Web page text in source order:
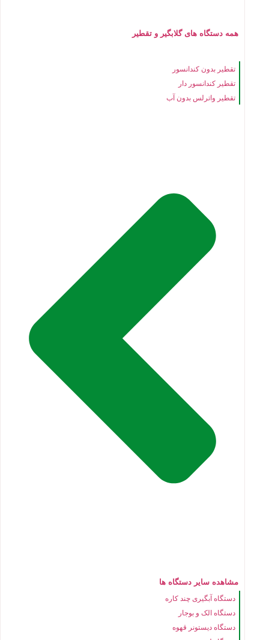
همه دستگاه های گلابگیر و تقطیر
تقطیر بدون کندانسور
تقطیر کندانسور دار
تقطیر واترلس بدون آب
مشاهده سایر دستگاه ها
دستگاه آبگیری چند کاره
دستگاه الک و بوجار
دستگاه دیستونر قهوه